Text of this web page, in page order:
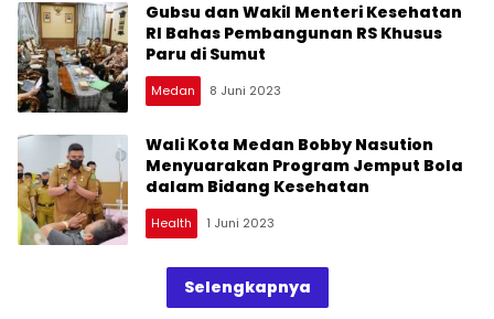
Gubsu dan Wakil Menteri Kesehatan
RI Bahas Pembangunan RS Khusus
Paru di Sumut
Medan 8 Juni 2023
Wali Kota Medan Bobby Nasution
Menyuarakan Program Jemput Bola
dalam Bidang Kesehatan
Health 1 Juni 2023
Selengkapnya